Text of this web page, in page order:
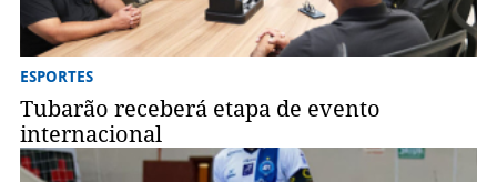
ESPORTES
Tubarão receberá etapa de evento
internacional